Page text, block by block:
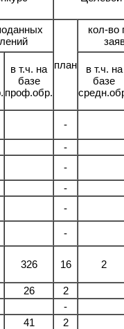
план
кол-во
в т.ч. на
базе
проф.обр.
в т.ч. на
базе
-
-
-
-
-
-
326 16 2
26
2
-
41
2